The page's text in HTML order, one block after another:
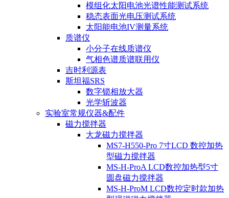
模组化太阳电池光谱性能测试系统
稳态表面光电压测试系统
太阳能电池IV测量系统
质谱仪
小分子在线质谱仪
气相色谱质谱联用仪
吉时利源表
斯坦福SRS
数字锁相放大器
光学斩波器
实验室常规仪器&配件
磁力搅拌器
大龙磁力搅拌器
MS7-H550-Pro 7寸LCD 数控加热
型磁力搅拌器
MS-H-ProA LCD数控加热型5寸
圆盘磁力搅拌器
MS-H-ProM LCD数控定时款加热